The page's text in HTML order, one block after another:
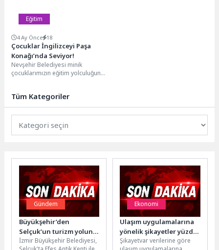
Eğitim
4 Ay Önce 18
Çocuklar İngilizceyi Paşa
Konağı’nda Seviyor!
Nevşehir Belediyesi minik
çocuklarımızın eğitim yolculuğuna
Müdürlüğü...
Tüm Kategoriler
Gündem
Büyükşehir’den
Selçuk’un turizm yoluna
modern dokunuş
İzmir Büyükşehir Belediyesi,
Ekonomi
Ulaşım uygulamalarına
yönelik şikayetler yüzde
95 arttı
Şikayetvar verilerine göre